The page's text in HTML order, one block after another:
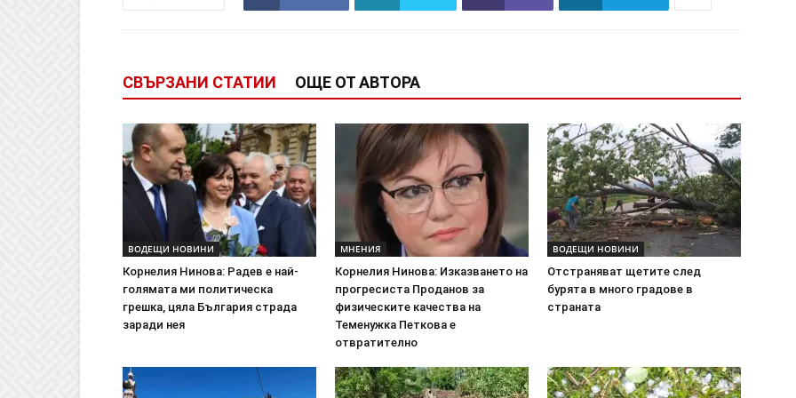
СВЪРЗАНИ СТАТИИ ОЩЕ ОТ АВТОРА
ВОДЕЩИ НОВИНИ
Корнелия Нинова: Радев е най-
голямата ми политическа
грешка, цяла България страда
заради нея
МНЕНИЯ
Корнелия Нинова: Изказването на
прогресиста Проданов за
физическите качества на
Теменужка Петкова е
отвратително
ВОДЕЩИ НОВИНИ
Отстраняват щетите след
бурята в много градове в
страната